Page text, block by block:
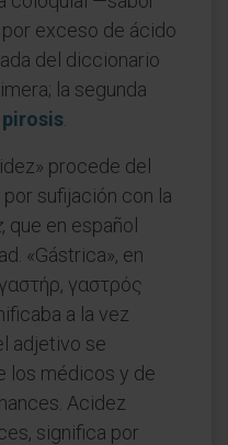
exceso de ácido
del diccionario
la segunda
pirosis
procede del
sufijación con la
, que en español
«Gástrica», en
γαστρός
a la vez
adjetivo se
los médicos y de
Acidez
significa por